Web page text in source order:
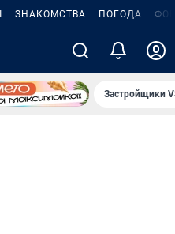
ЗНАКОМСТВА ПОГОДА
Застройщики